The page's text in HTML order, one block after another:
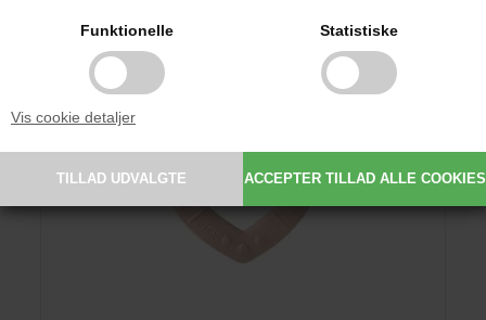
Funktionelle Statistiske
Vis cookie detaljer